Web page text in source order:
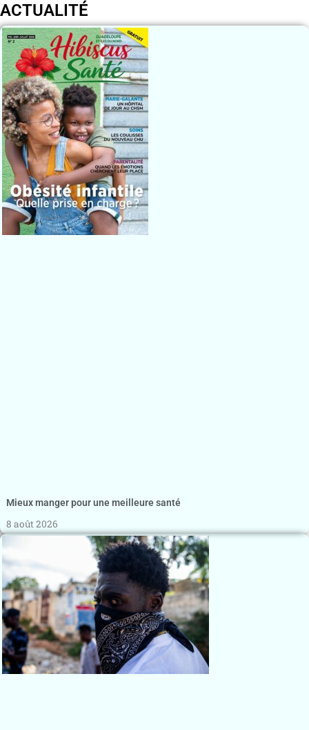
ACTUALITÉ
Mieux manger pour une meilleure santé
8 août 2026